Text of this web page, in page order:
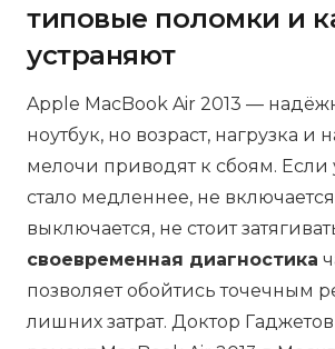
типовые поломки и
устраняют
Apple MacBook Air 2013 —
ноутбук, но возраст, нагрузка и
мелочи приводят к сбоям. Если
стало медленнее, не
выключается, не стоит
своевременная диагностика
позволяет обойтись точечным
лишних затрат. Доктор